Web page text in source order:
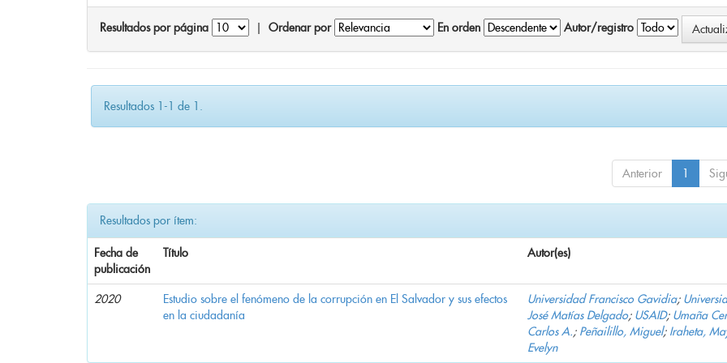
Resultados por página Ordenar por En orden Autor/registro
Resultados 1-1 de 1.
Anterior 1
Resultados por ítem:
Fecha de
publicación
Título Autor(es)
2020
Estudio sobre el fenómeno de la corrupción en El Salvador y sus efectos
en la ciudadanía
Universidad Francisco Gavidia;
José Matías Delgado; USAID; Umaña
Carlos A.; Peñailillo, Miguel; Iraheta,
Evelyn